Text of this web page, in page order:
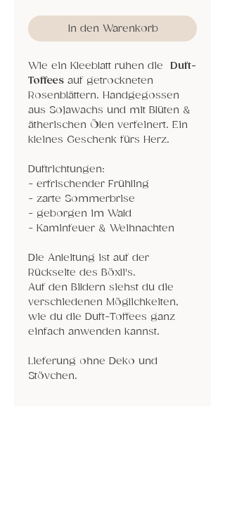
In den Warenkorb
Wie ein Kleeblatt ruhen die Duft-
Toffees auf getrockneten
Rosenblättern. Handgegossen
aus Sojawachs und mit Blüten &
ätherischen Ölen verfeinert. Ein
kleines Geschenk fürs Herz.
Duftrichtungen:
- erfrischender Frühling
- zarte Sommerbrise
- geborgen im Wald
- Kaminfeuer & Weihnachten
Die Anleitung ist auf der
Rückseite des Böxli's.
Auf den Bildern siehst du die
verschiedenen Möglichkeiten,
wie du die Duft-Toffees ganz
einfach anwenden kannst.
Lieferung ohne Deko und
Stövchen.